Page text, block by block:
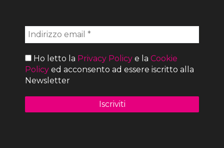
Ho letto la Privacy Policy e la Cookie
Policy ed acconsento ad essere iscritto alla
Newsletter